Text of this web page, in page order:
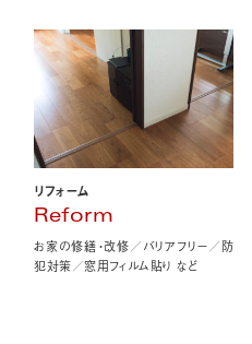
リフォーム
Reform
お家の修繕・改修／バリアフリー／防
犯対策／窓用フィルム貼り など